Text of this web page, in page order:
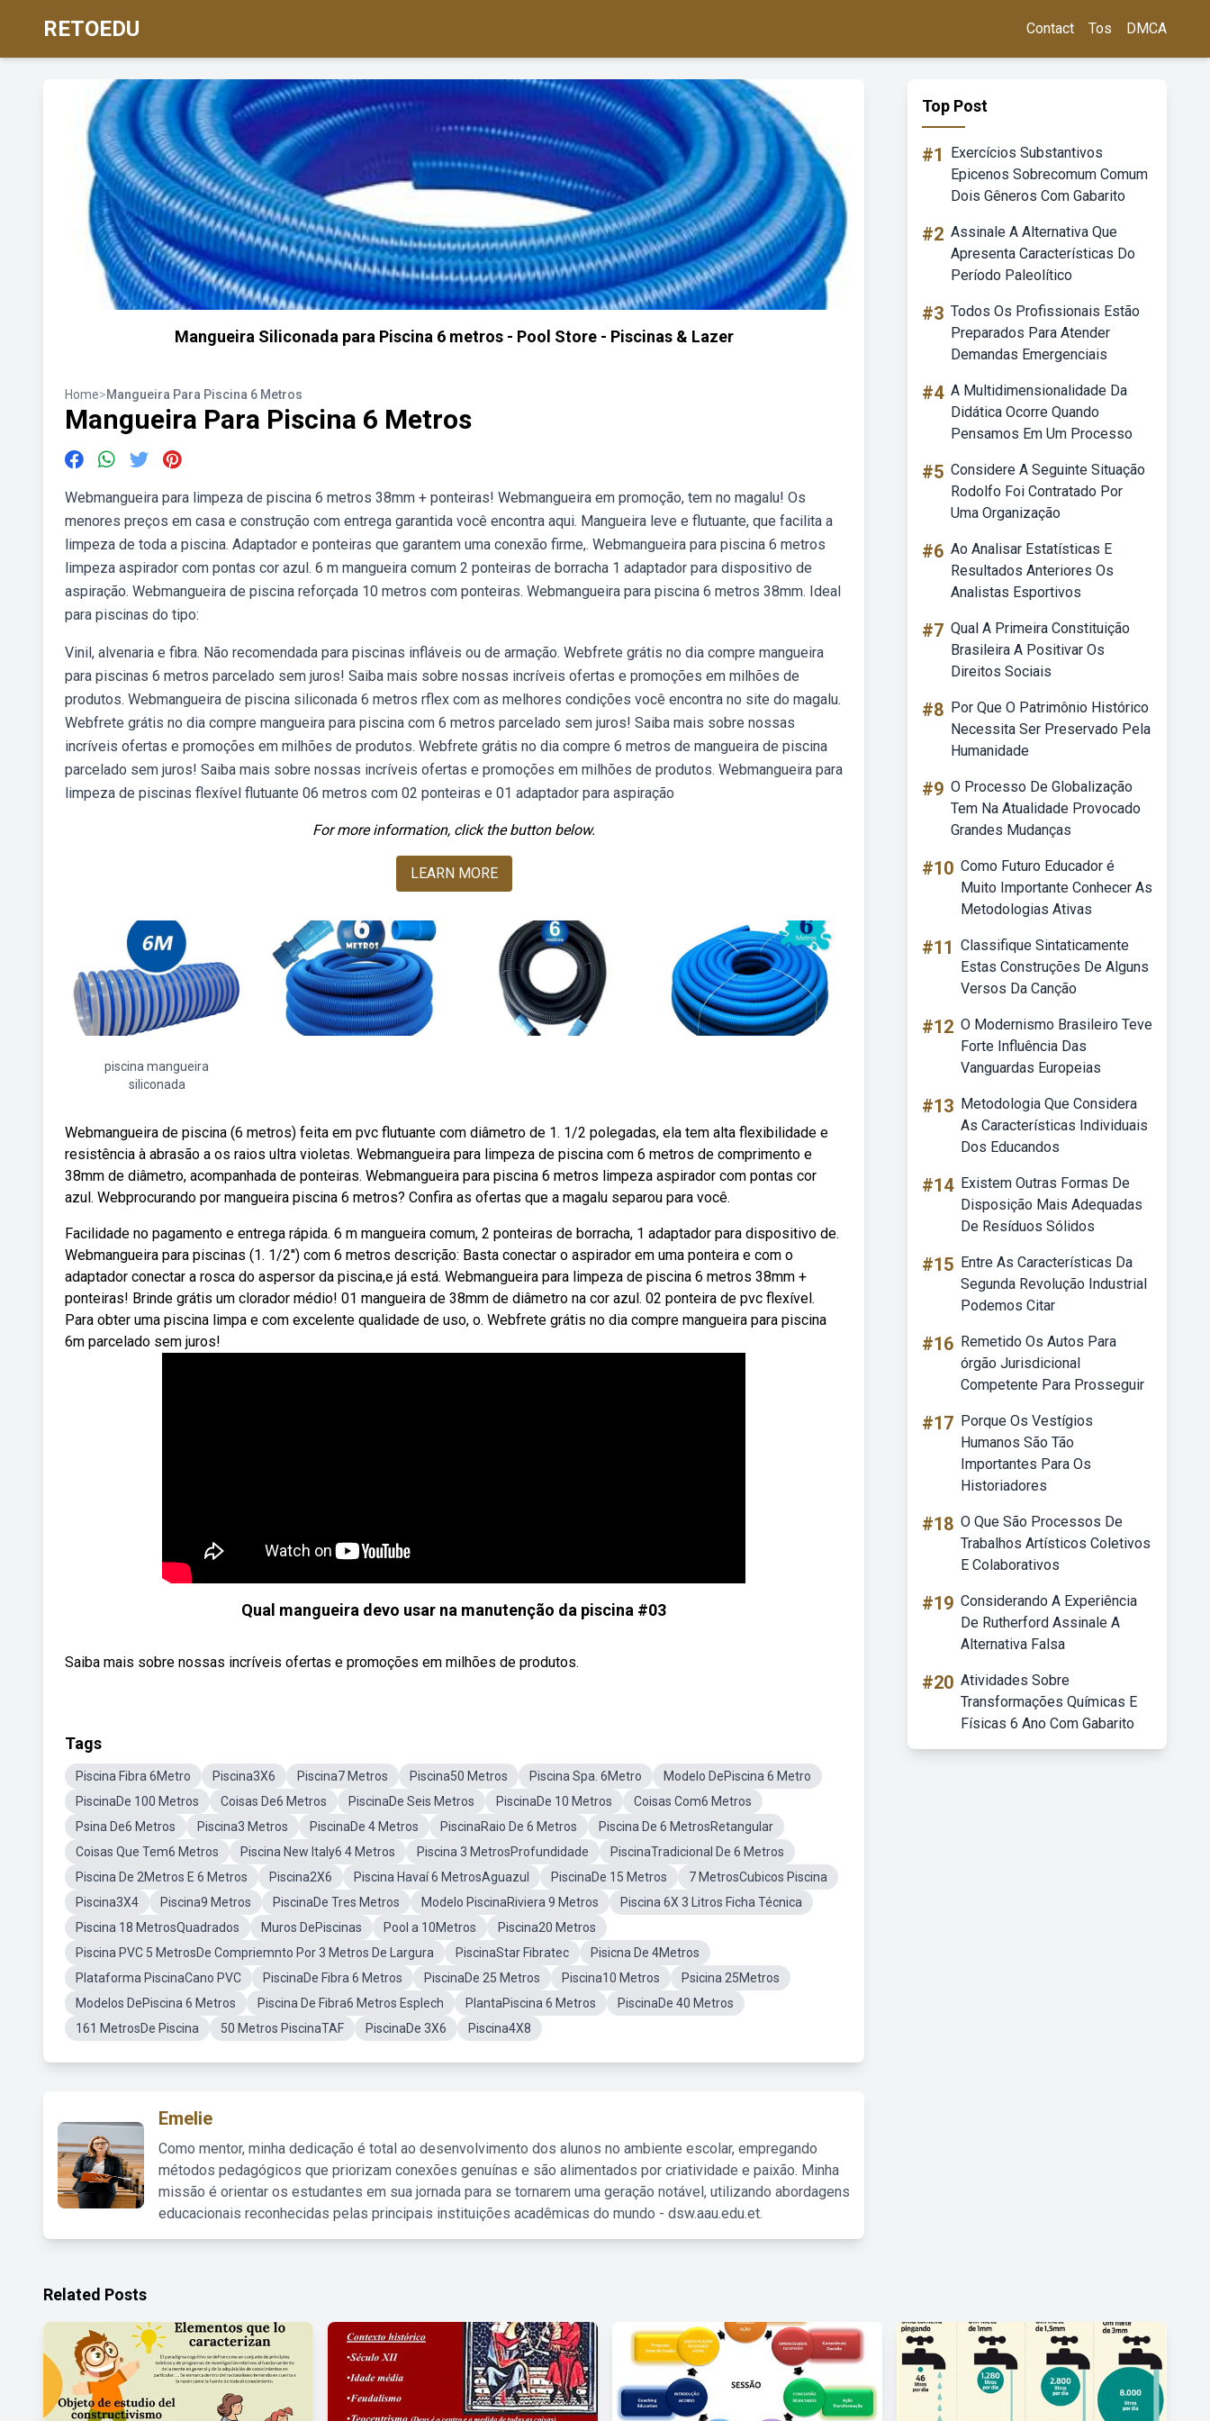
RETOEDU Contact Tos DMCA
Mangueira Siliconada para Piscina 6 metros - Pool Store - Piscinas & Lazer
Home>Mangueira Para Piscina 6 Metros
Mangueira Para Piscina 6 Metros
Webmangueira para limpeza de piscina 6 metros 38mm + ponteiras! Webmangueira em promoção, tem no magalu! Os
menores preços em casa e construção com entrega garantida você encontra aqui. Mangueira leve e flutuante, que facilita a
limpeza de toda a piscina. Adaptador e ponteiras que garantem uma conexão firme,. Webmangueira para piscina 6 metros
limpeza aspirador com pontas cor azul. 6 m mangueira comum 2 ponteiras de borracha 1 adaptador para dispositivo de
aspiração. Webmangueira de piscina reforçada 10 metros com ponteiras. Webmangueira para piscina 6 metros 38mm. Ideal
para piscinas do tipo:
Vinil, alvenaria e fibra. Não recomendada para piscinas infláveis ou de armação. Webfrete grátis no dia compre mangueira
para piscinas 6 metros parcelado sem juros! Saiba mais sobre nossas incríveis ofertas e promoções em milhões de
produtos. Webmangueira de piscina siliconada 6 metros rflex com as melhores condições você encontra no site do magalu.
Webfrete grátis no dia compre mangueira para piscina com 6 metros parcelado sem juros! Saiba mais sobre nossas
incríveis ofertas e promoções em milhões de produtos. Webfrete grátis no dia compre 6 metros de mangueira de piscina
parcelado sem juros! Saiba mais sobre nossas incríveis ofertas e promoções em milhões de produtos. Webmangueira para
limpeza de piscinas flexível flutuante 06 metros com 02 ponteiras e 01 adaptador para aspiração
For more information, click the button below.
LEARN MORE
piscina mangueira
siliconada
Webmangueira de piscina (6 metros) feita em pvc flutuante com diâmetro de 1. 1/2 polegadas, ela tem alta flexibilidade e
resistência à abrasão a os raios ultra violetas. Webmangueira para limpeza de piscina com 6 metros de comprimento e
38mm de diâmetro, acompanhada de ponteiras. Webmangueira para piscina 6 metros limpeza aspirador com pontas cor
azul. Webprocurando por mangueira piscina 6 metros? Confira as ofertas que a magalu separou para você.
Facilidade no pagamento e entrega rápida. 6 m mangueira comum, 2 ponteiras de borracha, 1 adaptador para dispositivo de.
Webmangueira para piscinas (1. 1/2'') com 6 metros descrição: Basta conectar o aspirador em uma ponteira e com o
adaptador conectar a rosca do aspersor da piscina,e já está. Webmangueira para limpeza de piscina 6 metros 38mm +
ponteiras! Brinde grátis um clorador médio! 01 mangueira de 38mm de diâmetro na cor azul. 02 ponteira de pvc flexível.
Para obter uma piscina limpa e com excelente qualidade de uso, o. Webfrete grátis no dia compre mangueira para piscina
6m parcelado sem juros!
Qual mangueira devo usar na manutenção da piscina #03
Saiba mais sobre nossas incríveis ofertas e promoções em milhões de produtos.
Tags
Piscina Fibra 6Metro Piscina3X6 Piscina7 Metros Piscina50 Metros Piscina Spa. 6Metro
Modelo DePiscina 6 Metro
PiscinaDe 100 Metros
Coisas De6 Metros PiscinaDe Seis Metros PiscinaDe 10 Metros
Coisas Com6 Metros
Psina De6 Metros
Piscina3 Metros PiscinaDe 4 Metros PiscinaRaio De 6 Metros
Piscina De 6 MetrosRetangular
Coisas Que Tem6 Metros
Piscina New Italy6 4 Metros Piscina 3 MetrosProfundidade
PiscinaTradicional De 6 Metros
Piscina De 2Metros E 6 Metros
Piscina2X6 Piscina Havaí 6 MetrosAguazul PiscinaDe 15 Metros
7 MetrosCubicos Piscina
Piscina3X4
Piscina9 Metros PiscinaDe Tres Metros Modelo PiscinaRiviera 9 Metros
Piscina 6X 3 Litros Ficha Técnica
Piscina 18 MetrosQuadrados
Muros DePiscinas Pool a 10Metros
Piscina20 Metros
Piscina PVC 5 MetrosDe Compriemnto Por 3 Metros De Largura
PiscinaStar Fibratec
Pisicna De 4Metros
Plataforma PiscinaCano PVC
PiscinaDe Fibra 6 Metros PiscinaDe 25 Metros Piscina10 Metros
Psicina 25Metros
Modelos DePiscina 6 Metros
Piscina De Fibra6 Metros Esplech PlantaPiscina 6 Metros
PiscinaDe 40 Metros
161 MetrosDe Piscina
50 Metros PiscinaTAF PiscinaDe 3X6 Piscina4X8
Emelie
Como mentor, minha dedicação é total ao desenvolvimento dos alunos no ambiente escolar, empregando
métodos pedagógicos que priorizam conexões genuínas e são alimentados por criatividade e paixão. Minha
missão é orientar os estudantes em sua jornada para se tornarem uma geração notável, utilizando abordagens
educacionais reconhecidas pelas principais instituições acadêmicas do mundo - dsw.aau.edu.et.
Top Post
#1
Exercícios Substantivos
Epicenos Sobrecomum Comum
Dois Gêneros Com Gabarito
#2 Assinale A Alternativa Que
Apresenta Características Do
Período Paleolítico
#3 Todos Os Profissionais Estão
Preparados Para Atender
Demandas Emergenciais
#4 A Multidimensionalidade Da
Didática Ocorre Quando
Pensamos Em Um Processo
#5 Considere A Seguinte Situação
Rodolfo Foi Contratado Por
Uma Organização
#6 Ao Analisar Estatísticas E
Resultados Anteriores Os
Analistas Esportivos
#7 Qual A Primeira Constituição
Brasileira A Positivar Os
Direitos Sociais
#8 Por Que O Patrimônio Histórico
Necessita Ser Preservado Pela
Humanidade
#9 O Processo De Globalização
Tem Na Atualidade Provocado
Grandes Mudanças
#10 Como Futuro Educador é
Muito Importante Conhecer As
Metodologias Ativas
#11 Classifique Sintaticamente
Estas Construções De Alguns
Versos Da Canção
#12 O Modernismo Brasileiro Teve
Forte Influência Das
Vanguardas Europeias
#13 Metodologia Que Considera
As Características Individuais
Dos Educandos
#14 Existem Outras Formas De
Disposição Mais Adequadas
De Resíduos Sólidos
#15 Entre As Características Da
Segunda Revolução Industrial
Podemos Citar
#16 Remetido Os Autos Para
órgão Jurisdicional
Competente Para Prosseguir
#17 Porque Os Vestígios
Humanos São Tão
Importantes Para Os
Historiadores
#18 O Que São Processos De
Trabalhos Artísticos Coletivos
E Colaborativos
#19 Considerando A Experiência
De Rutherford Assinale A
Alternativa Falsa
#20 Atividades Sobre
Transformações Químicas E
Físicas 6 Ano Com Gabarito
Related Posts